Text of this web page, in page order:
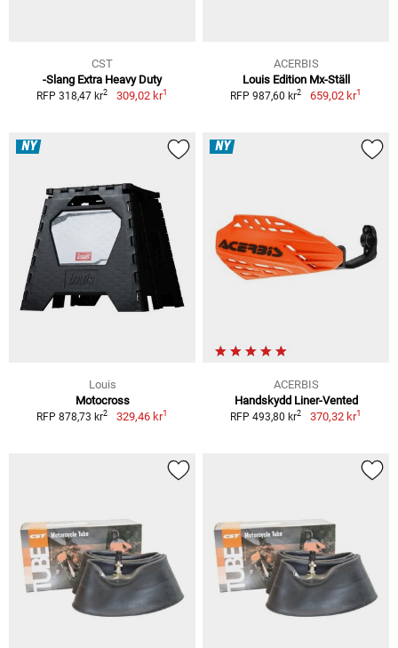
CST
-Slang Extra Heavy Duty
RFP 318,47 kr2 309,02 kr1
ACERBIS
Louis Edition Mx-Ställ
RFP 987,60 kr2 659,02 kr1
NY
Louis
Motocross
RFP 878,73 kr2 329,46 kr1
NY
ACERBIS
Handskydd Liner-Vented
RFP 493,80 kr2 370,32 kr1